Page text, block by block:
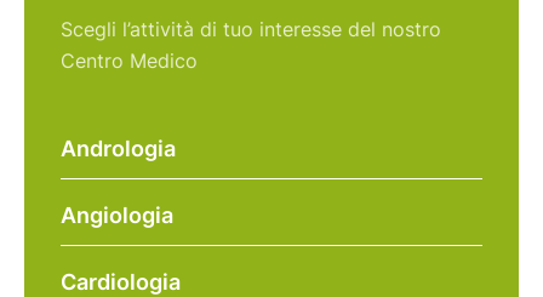
Scegli l’attività di tuo interesse del nostro
Centro Medico
Andrologia
Angiologia
Cardiologia